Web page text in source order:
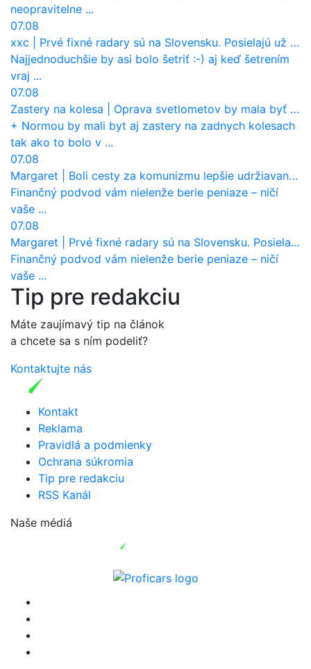
neopravitelne ...
07.08
xxc
Prvé fixné radary sú na Slovensku. Posielajú už pokuty? Ukáže ich Waze?
Najjednoduchšie by asi bolo šetriť :-) aj keď šetrením
vraj ...
07.08
Zastery na kolesa
Oprava svetlometov by mala byť normou. Jeden nový dnes stojí priemerne 1251 eur!
+ Normou by mali byt aj zastery na zadnych kolesach
tak ako to bolo v ...
07.08
Margaret
Boli cesty za komunizmu lepšie udržiavané ako dnes?
Finančný podvod vám nielenže berie peniaze – ničí
vaše ...
07.08
Margaret
Prvé fixné radary sú na Slovensku. Posielajú už pokuty? Ukáže ich Waze?
Finančný podvod vám nielenže berie peniaze – ničí
vaše ...
Tip pre redakciu
Máte zaujímavý tip na článok
a chcete sa s ním podeliť?
Kontaktujte nás
Kontakt
Reklama
Pravidlá a podmienky
Ochrana súkromia
Tip pre redakciu
RSS Kanál
Naše médiá